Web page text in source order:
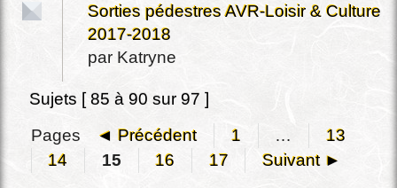
Sorties pédestres AVR-Loisir & Culture
2017-2018
par Katryne
Sujets [ 85 à 90 sur 97 ]
Pages
◄ Précédent 1 …
13
14
15 16 17
Suivant ►